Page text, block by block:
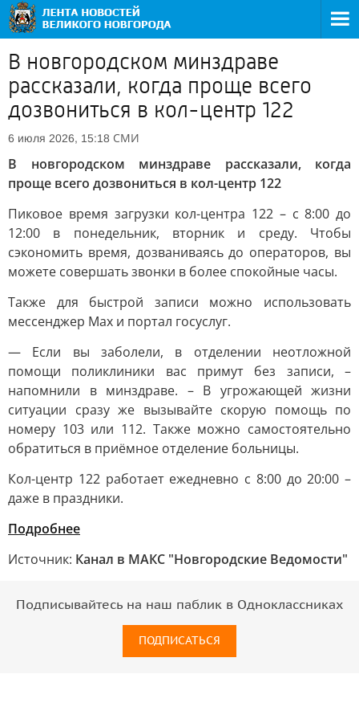
В новгородском минздраве
рассказали, когда проще всего
дозвониться в кол-центр 122
6 июля 2026, 15:18 СМИ
В новгородском минздраве рассказали, когда
проще всего дозвониться в кол-центр 122
Пиковое время загрузки кол-центра 122 – с 8:00 до
12:00 в понедельник, вторник и среду. Чтобы
сэкономить время, дозваниваясь до операторов, вы
можете совершать звонки в более спокойные часы.
Также для быстрой записи можно использовать
мессенджер Max и портал госуслуг.
— Если вы заболели, в отделении неотложной
помощи поликлиники вас примут без записи, –
напомнили в минздраве. – В угрожающей жизни
ситуации сразу же вызывайте скорую помощь по
номеру 103 или 112. Также можно самостоятельно
обратиться в приёмное отделение больницы.
Кол-центр 122 работает ежедневно с 8:00 до 20:00 –
даже в праздники.
Подробнее
Источник: Канал в МАКС "Новгородские Ведомости"
Подписывайтесь на наш паблик в Одноклассниках
ПОДПИСАТЬСЯ